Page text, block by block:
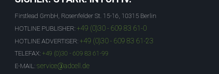
Firstlead GmbH, Rosenfelder St. 15-16, 10315 Berlin
HOTLINE PUBLISHER: +49 (0)30 - 609 83 61-0
HOTLINE ADVERTISER: +49 (0)30 - 609 83 61-23
TELEFAX: +49 (0)30 - 609 83 61-99
E-MAIL: service@adcell.de